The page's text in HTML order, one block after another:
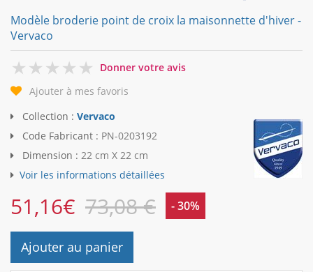
Modèle broderie point de croix la maisonnette d'hiver -
Vervaco
0
Donner votre avis
Ajouter à mes favoris
Collection : Vervaco
Code Fabricant : PN-0203192
Dimension : 22 cm X 22 cm
Voir les informations détaillées
51,16€ 73,08 € - 30%
Ajouter au panier